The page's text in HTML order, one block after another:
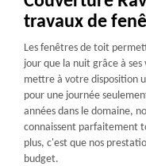
travaux de
Les fenêtres de toit
jour que la nuit grâce à
mettre à votre disposition
pour une journée
années dans le domaine,
connaissent parfaitement
plus, c'est que nos
budget.